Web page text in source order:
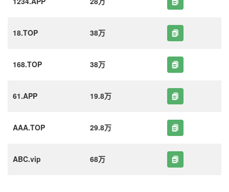
18.TOP 38万
168.TOP 38万
61.APP 19.8万
AAA.TOP 29.8万
ABC.vip 68万